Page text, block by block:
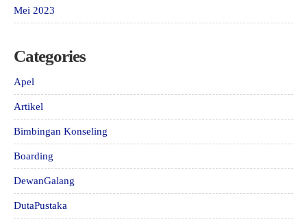
Mei 2023
Categories
Apel
Artikel
Bimbingan Konseling
Boarding
DewanGalang
DutaPustaka